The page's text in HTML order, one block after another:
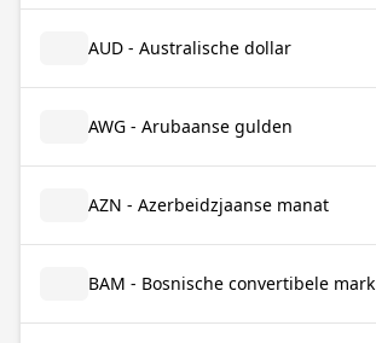
AUD - Australische dollar
AWG - Arubaanse gulden
AZN - Azerbeidzjaanse manat
BAM - Bosnische convertibele mark